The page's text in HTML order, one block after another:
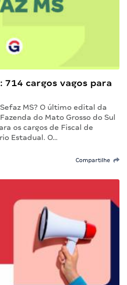
714 cargos vagos para
MS? O último edital da
do Mato Grosso do Sul
os cargos de Fiscal de
Estadual. O…
Compartilhe